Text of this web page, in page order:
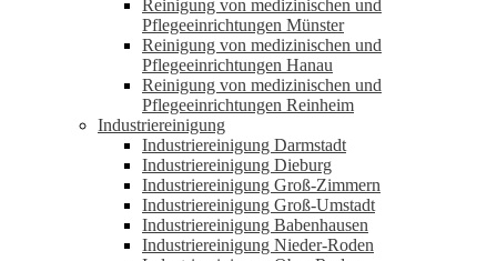
Reinigung von medizinischen und
Pflegeeinrichtungen Münster
Reinigung von medizinischen und
Pflegeeinrichtungen Hanau
Reinigung von medizinischen und
Pflegeeinrichtungen Reinheim
Industriereinigung
Industriereinigung Darmstadt
Industriereinigung Dieburg
Industriereinigung Groß-Zimmern
Industriereinigung Groß-Umstadt
Industriereinigung Babenhausen
Industriereinigung Nieder-Roden